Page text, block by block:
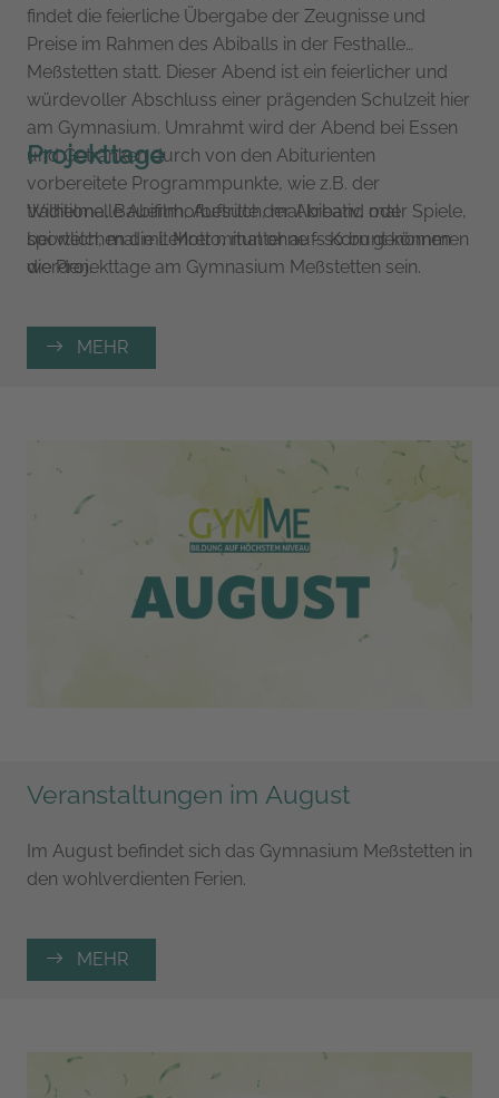
findet die feierliche Übergabe der Zeugnisse und
Preise im Rahmen des Abiballs in der Festhalle
Meßstetten statt. Dieser Abend ist ein feierlicher und
würdevoller Abschluss einer prägenden Schulzeit hier
am Gymnasium. Umrahmt wird der Abend bei Essen
und Getränken durch von den Abiturienten
vorbereitete Programmpunkte, wie z.B. der
traditionelle Abifilm, Auftritte der Abiband oder Spiele,
bei welchen die Lehrer mitunter aufs Korn genommen
werden.
Projekttage
Wilhelma, Bauernhofbesuch, mal kreativ, mal
sportlich, mal mit Motto, mal ohne - so bunt können
die Projekttage am Gymnasium Meßstetten sein.
MEHR
Veranstaltungen im August
Im August befindet sich das Gymnasium Meßstetten in
den wohlverdienten Ferien.
MEHR